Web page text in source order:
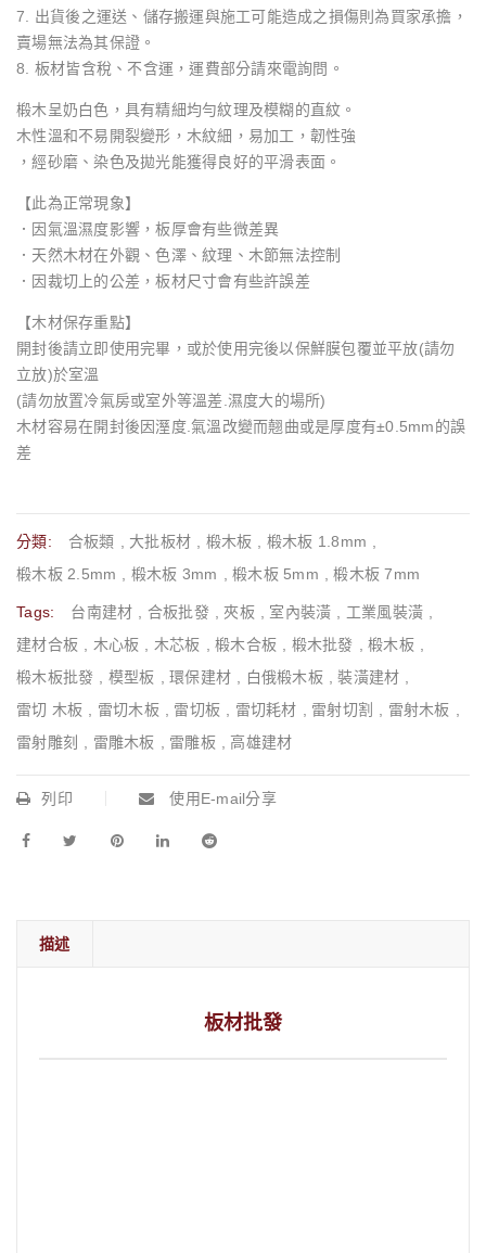
7. 出貨後之運送、儲存搬運與施工可能造成之損傷則為買家承擔，
賣場無法為其保證。
8. 板材皆含稅、不含運，運費部分請來電詢問。
椴木呈奶白色，具有精細均勻紋理及模糊的直紋。
木性溫和不易開裂變形，木紋細，易加工，韌性強
，經砂磨、染色及拋光能獲得良好的平滑表面。
【此為正常現象】
．因氣溫濕度影響，板厚會有些微差異
．天然木材在外觀、色澤、紋理、木節無法控制
．因裁切上的公差，板材尺寸會有些許誤差
【木材保存重點】
開封後請立即使用完畢，或於使用完後以保鮮膜包覆並平放(請勿
立放)於室溫
(請勿放置冷氣房或室外等溫差.濕度大的場所)
木材容易在開封後因溼度.氣溫改變而翹曲或是厚度有±0.5mm的誤
差
分類: 合板類 大批板材 椴木板 椴木板 1.8mm
椴木板 2.5mm
椴木板 3mm 椴木板 5mm ,椴木板 7mm
Tags: 台南建材 合板批發 ,夾板 室內裝潢 工業風裝潢
建材合板
木心板 木芯板 椴木合板 椴木批發 椴木板
椴木板批發
模型板 環保建材 白俄椴木板 ,裝潢建材
雷切 木板
雷切木板 雷切板 雷切耗材 雷射切割 雷射木板
雷射雕刻
雷雕木板 雷雕板 高雄建材
列印 使用E-mail分享
描述
板材批發